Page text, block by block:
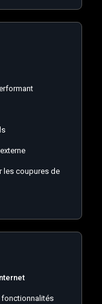
les coupures de
fonctionnalités